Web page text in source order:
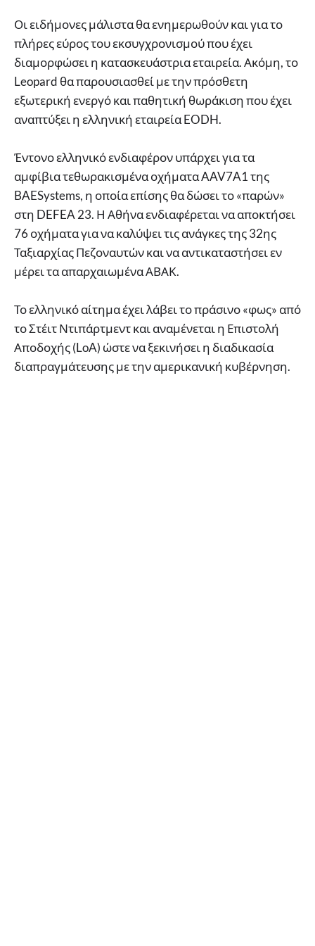
Οι ειδήμονες μάλιστα θα ενημερωθούν και για το
πλήρες εύρος του εκσυγχρονισμού που έχει
διαμορφώσει η κατασκευάστρια εταιρεία. Ακόμη, το
Leopard θα παρουσιασθεί με την πρόσθετη
εξωτερική ενεργό και παθητική θωράκιση που έχει
αναπτύξει η ελληνική εταιρεία EODH.
Έντονο ελληνικό ενδιαφέρον υπάρχει για τα
αμφίβια τεθωρακισμένα οχήματα AAV7A1 της
BAESystems, η οποία επίσης θα δώσει το «παρών»
στη DEFEA 23. Η Αθήνα ενδιαφέρεται να αποκτήσει
76 οχήματα για να καλύψει τις ανάγκες της 32ης
Ταξιαρχίας Πεζοναυτών και να αντικαταστήσει εν
μέρει τα απαρχαιωμένα ΑΒΑΚ.
Το ελληνικό αίτημα έχει λάβει το πράσινο «φως» από
το Στέιτ Ντιπάρτμεντ και αναμένεται η Επιστολή
Αποδοχής (LoA) ώστε να ξεκινήσει η διαδικασία
διαπραγμάτευσης με την αμερικανική κυβέρνηση.